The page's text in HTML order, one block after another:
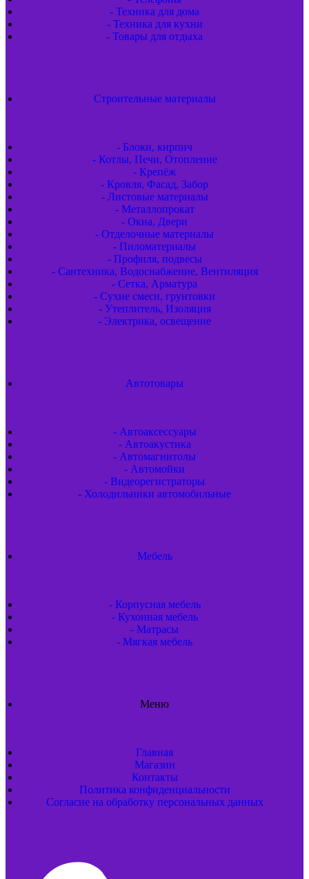
- Техника для дома
- Техника для кухни
- Товары для отдыха
Строительные материалы
- Блоки, кирпич
- Котлы, Печи, Отопление
- Крепёж
- Кровля, Фасад, Забор
- Листовые материалы
- Металлопрокат
- Окна, Двери
- Отделочные материалы
- Пиломатериалы
- Профиля, подвесы
- Сантехника, Водоснабжение, Вентиляция
- Сетка, Арматура
- Сухие смеси, грунтовки
- Утеплитель, Изоляция
- Электрика, освещение
Автотовары
- Автоаксессуары
- Автоакустика
- Автомагнитолы
- Автомойки
- Видеорегистраторы
- Холодильники автомобильные
Мебель
- Корпусная мебель
- Кухонная мебель
- Матрасы
- Мягкая мебель
Меню
Главная
Магазин
Контакты
Политика конфиденциальности
Согласие на обработку персональных данных